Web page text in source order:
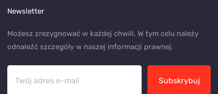
Newsletter
Możesz zrezygnować w każdej chwili. W tym celu należy
odnaleźć szczegóły w naszej informacji prawnej.
Subskrybuj